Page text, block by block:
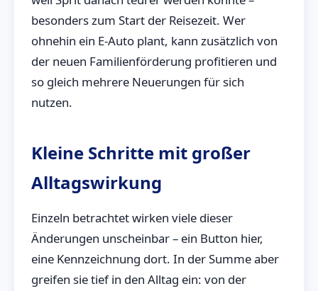
besonders zum Start der Reisezeit. Wer
ohnehin ein E-Auto plant, kann zusätzlich von
der neuen Familienförderung profitieren und
so gleich mehrere Neuerungen für sich
nutzen.
Kleine Schritte mit großer
Alltagswirkung
Einzeln betrachtet wirken viele dieser
Änderungen unscheinbar – ein Button hier,
eine Kennzeichnung dort. In der Summe aber
greifen sie tief in den Alltag ein: von der